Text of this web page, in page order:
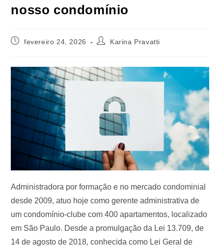
nosso condomínio
fevereiro 24, 2026 Karina Pravatti
Administradora por formação e no mercado condominial
desde 2009, atuo hoje como gerente administrativa de
um condomínio-clube com 400 apartamentos, localizado
em São Paulo. Desde a promulgação da Lei 13.709, de
14 de agosto de 2018, conhecida como Lei Geral de